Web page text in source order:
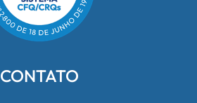
CONTATO